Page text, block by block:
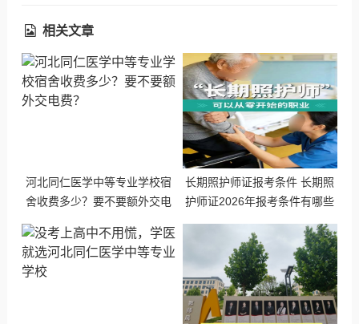
相关文章
河北同仁医学中等专业学校宿
舍收费多少？要不要额外交电
长期照护师证报考条件 长期照
护师证2026年报考条件有哪些